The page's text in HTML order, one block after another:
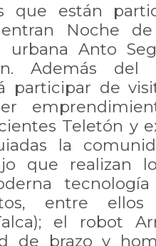
que están
Noche
urbana Anto
Además del
participar de
Teletón y
la
que realizan
entre
el robot
de brazo y